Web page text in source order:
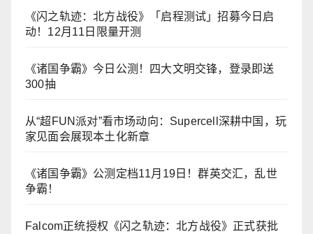
《闪之轨迹：北方战役》「启程测试」招募今日启
动！12月11日限量开测
《诸国争霸》今日公测！四大文明交锋，登录即送
300抽
从“超FUN派对”看市场动向：Supercell深耕中国，玩
家见面会展现本土化新章
《诸国争霸》公测定档11月19日！群英交汇，乱世
争霸！
Falcom正统授权《闪之轨迹：北方战役》正式获批